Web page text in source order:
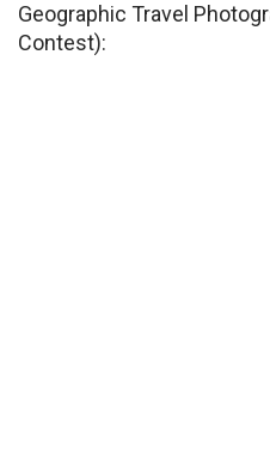
Geographic Travel
Contest):